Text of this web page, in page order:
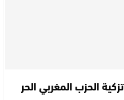
الحزب المغربي الحر